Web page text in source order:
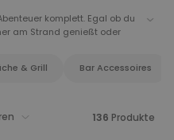
über 19.400
über 1.900
komplett. Egal ob du
am Strand genießt oder
coole Accessoires für jede
& Grill Bar Accessoires
136 Produkte